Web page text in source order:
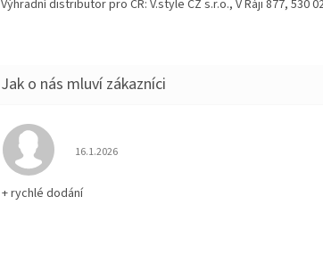
Výhradní distributor pro ČR: V.style CZ s.r.o., V Ráji 877, 530
Hodnocení obchodu je 5 z 5 hvězdiček.
16.1.2026
+ rychlé dodání